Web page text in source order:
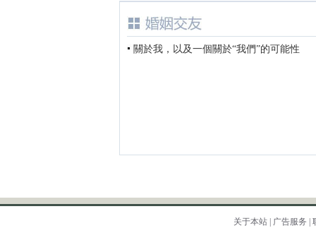
關於我，以及一個關於“我們”的可能性
关于本站| 广告服务